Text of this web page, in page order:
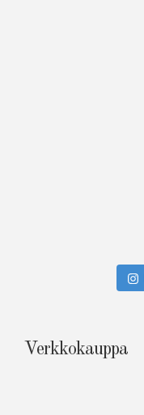
Verkkokauppa